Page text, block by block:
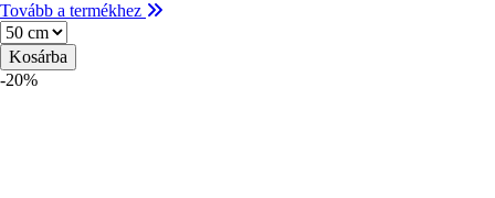
Tovább a termékhez
Méret
-20%